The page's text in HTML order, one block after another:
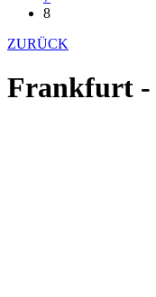
8
ZURÜCK
Frankfurt -